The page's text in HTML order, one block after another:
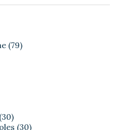
(79)
(30)
(30)